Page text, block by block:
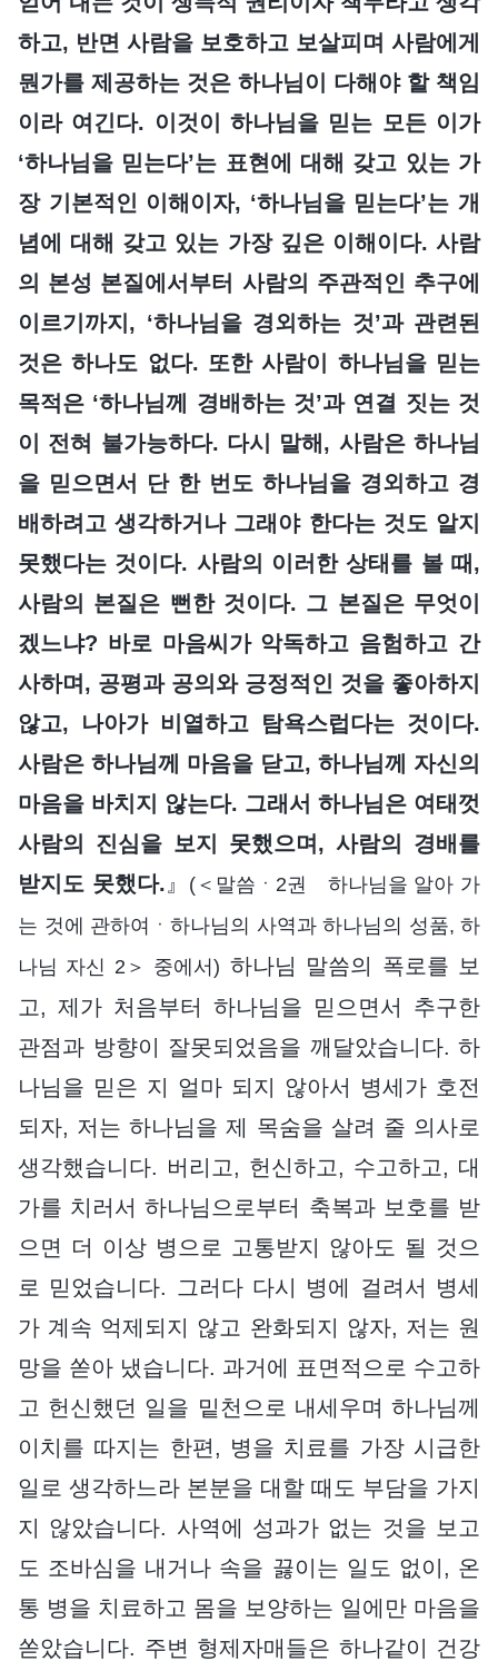
하고, 반면 사람을 보호하고 보살피며 사람에게
뭔가를 제공하는 것은 하나님이 다해야 할 책임
이라 여긴다. 이것이 하나님을 믿는 모든 이가
‘하나님을 믿는다’는 표현에 대해 갖고 있는 가
장 기본적인 이해이자, ‘하나님을 믿는다’는 개
념에 대해 갖고 있는 가장 깊은 이해이다. 사람
의 본성 본질에서부터 사람의 주관적인 추구에
이르기까지, ‘하나님을 경외하는 것’과 관련된
것은 하나도 없다. 또한 사람이 하나님을 믿는
목적은 ‘하나님께 경배하는 것’과 연결 짓는 것
이 전혀 불가능하다. 다시 말해, 사람은 하나님
을 믿으면서 단 한 번도 하나님을 경외하고 경
배하려고 생각하거나 그래야 한다는 것도 알지
못했다는 것이다. 사람의 이러한 상태를 볼 때,
사람의 본질은 뻔한 것이다. 그 본질은 무엇이
겠느냐? 바로 마음씨가 악독하고 음험하고 간
사하며, 공평과 공의와 긍정적인 것을 좋아하지
않고, 나아가 비열하고 탐욕스럽다는 것이다.
사람은 하나님께 마음을 닫고, 하나님께 자신의
마음을 바치지 않는다. 그래서 하나님은 여태껏
사람의 진심을 보지 못했으며, 사람의 경배를
받지도 못했다. 』
(＜말씀ㆍ2권 하나님을 알아 가
는 것에 관하여ㆍ하나님의 사역과 하나님의 성품, 하
나님 자신 2＞ 중에서) 하나님 말씀의 폭로를 보
고, 제가 처음부터 하나님을 믿으면서 추구한
관점과 방향이 잘못되었음을 깨달았습니다. 하
나님을 믿은 지 얼마 되지 않아서 병세가 호전
되자, 저는 하나님을 제 목숨을 살려 줄 의사로
생각했습니다. 버리고, 헌신하고, 수고하고, 대
가를 치러서 하나님으로부터 축복과 보호를 받
으면 더 이상 병으로 고통받지 않아도 될 것으
로 믿었습니다. 그러다 다시 병에 걸려서 병세
가 계속 억제되지 않고 완화되지 않자, 저는 원
망을 쏟아 냈습니다. 과거에 표면적으로 수고하
고 헌신했던 일을 밑천으로 내세우며 하나님께
이치를 따지는 한편, 병을 치료를 가장 시급한
일로 생각하느라 본분을 대할 때도 부담을 가지
지 않았습니다. 사역에 성과가 없는 것을 보고
도 조바심을 내거나 속을 끓이는 일도 없이, 온
통 병을 치료하고 몸을 보양하는 일에만 마음을
쏟았습니다. 주변 형제자매들은 하나같이 건강